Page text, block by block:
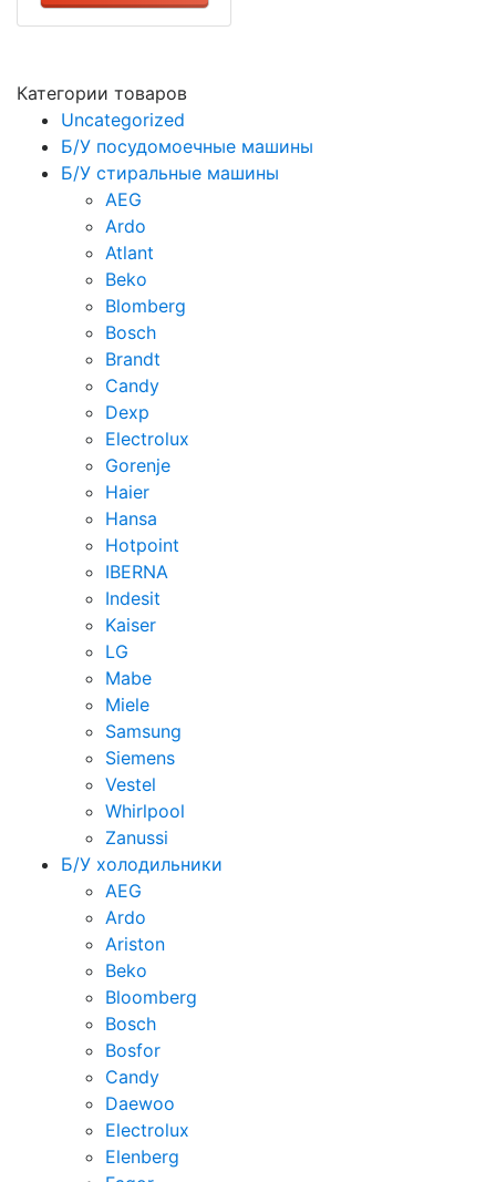
Категории товаров
Uncategorized
Б/У посудомоечные машины
Б/У стиральные машины
AEG
Ardo
Atlant
Beko
Blomberg
Bosch
Brandt
Candy
Dexp
Electrolux
Gorenje
Haier
Hansa
Hotpoint
IBERNA
Indesit
Kaiser
LG
Mabe
Miele
Samsung
Siemens
Vestel
Whirlpool
Zanussi
Б/У холодильники
AEG
Ardo
Ariston
Beko
Bloomberg
Bosch
Bosfor
Candy
Daewoo
Electrolux
Elenberg